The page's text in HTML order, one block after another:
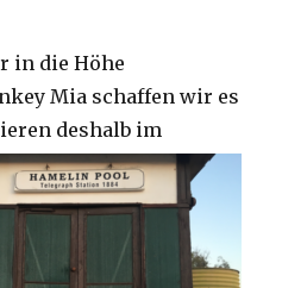
in die Höhe
Mia schaffen wir es
deshalb im